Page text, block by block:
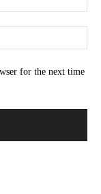
for the next time